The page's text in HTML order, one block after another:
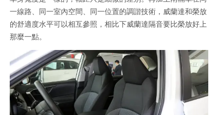
一線路、同一室內空間、同一位置的調諧技術，威蘭達和榮放
的舒適度水平可以相互參照，相比下威蘭達隔音要比榮放好上
那麼一點。